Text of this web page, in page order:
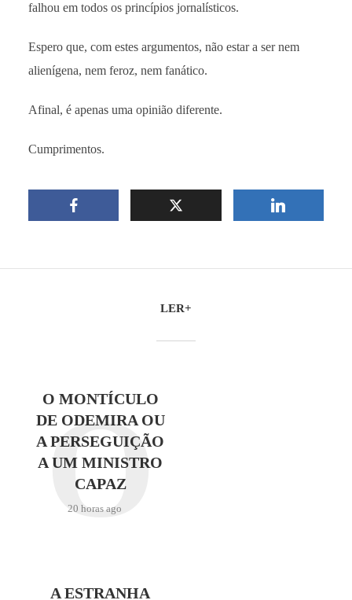
falhou em todos os princípios jornalísticos.
Espero que, com estes argumentos, não estar a ser nem
alienígena, nem feroz, nem fanático.
Afinal, é apenas uma opinião diferente.
Cumprimentos.
LER+
O MONTÍCULO
DE ODEMIRA OU
A PERSEGUIÇÃO
A UM MINISTRO
CAPAZ
20 horas ago
O
A ESTRANHA